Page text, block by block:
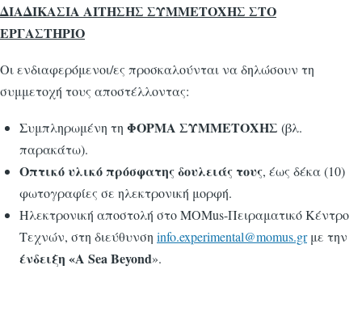
ΔΙΑΔΙΚΑΣΙΑ ΑΙΤΗΣΗΣ ΣΥΜΜΕΤΟΧΗΣ ΣΤΟ
ΕΡΓΑΣΤΗΡΙΟ
Οι ενδιαφερόμενοι/ες προσκαλούνται να δηλώσουν τη
συμμετοχή τους αποστέλλοντας:
Συμπληρωμένη τη ΦΟΡΜΑ ΣΥΜΜΕΤΟΧΗΣ (βλ.
παρακάτω).
Οπτικό υλικό πρόσφατης δουλειάς τους, έως δέκα (10)
φωτογραφίες σε ηλεκτρονική μορφή.
Ηλεκτρονική αποστολή στο ΜΟΜus-Πειραματικό Κέντρο
Τεχνών, στη διεύθυνση info.experimental@momus.grμε την
ένδειξη «Α Sea Beyond».